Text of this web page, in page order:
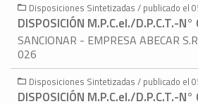
Disposiciones Sintetizadas / publicado el
DISPOSICIÓN M.P.C.eI./D.P.C.T.-
SANCIONAR - EMPRESA ABECAR
026
Disposiciones Sintetizadas / publicado el
DISPOSICIÓN M.P.C.eI./D.P.C.T.-